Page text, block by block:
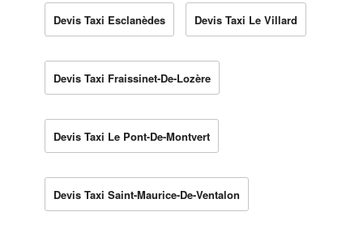
Devis Taxi Esclanèdes Devis Taxi Le Villard
Devis Taxi Fraissinet-De-Lozère
Devis Taxi Le Pont-De-Montvert
Devis Taxi Saint-Maurice-De-Ventalon